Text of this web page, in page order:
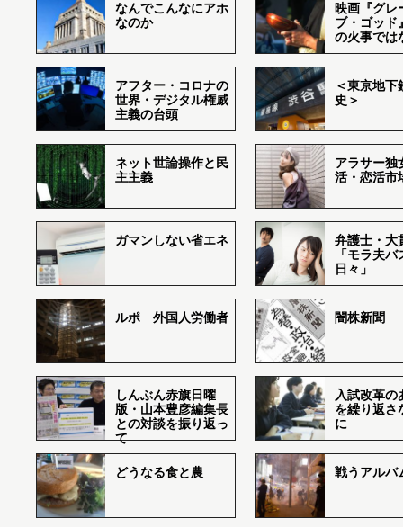
なんでこんなにアホ
なのか
映画『グレ
ブ・ゴッド
の火事では
アフター・コロナの
世界・デジタル権威
主義の台頭
＜東京地下
史＞
ネット世論操作と民
主主義
アラサー独
活・恋活市
ガマンしない省エネ
弁護士・大
「モラ夫
日々」
ルポ 外国人労働者 闇株新聞
しんぶん赤旗日曜
版・山本豊彦編集長
との対談を振り返っ
て
入試改革の
を繰り返さ
に
どうなる食と農 戦うアルバ